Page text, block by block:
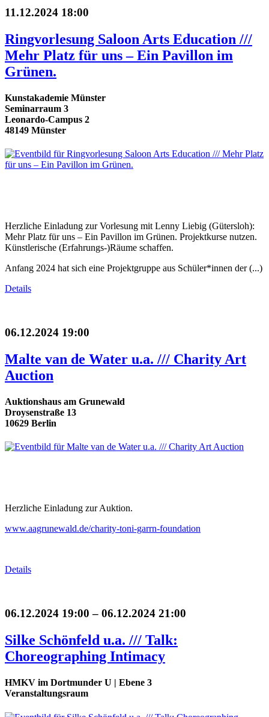
11.12.2024 18:00
Ringvorlesung Saloon Arts Education ///
Mehr Platz für uns – Ein Pavillon im
Grünen.
Kunstakademie Münster
Seminarraum 3
Leonardo-Campus 2
48149 Münster
Herzliche Einladung zur Vorlesung mit Lenny Liebig (Gütersloh):
Mehr Platz für uns – Ein Pavillon im Grünen. Projektkurse nutzen.
Künstlerische (Erfahrungs-)Räume schaffen.
Anfang 2024 hat sich eine Projektgruppe aus Schüler*innen der (...)
Details
06.12.2024 19:00
Malte van de Water u.a. /// Charity Art
Auction
Auktionshaus am Grunewald
Droysenstraße 13
10629 Berlin
Herzliche Einladung zur Auktion.
www.aagrunewald.de/charity-toni-garrn-foundation
Details
06.12.2024 19:00 – 06.12.2024 21:00
Silke Schönfeld u.a. /// Talk:
Choreographing Intimacy
HMKV im Dortmunder U | Ebene 3
Veranstaltungsraum